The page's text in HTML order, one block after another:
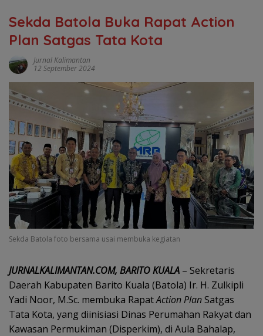
Sekda Batola Buka Rapat Action
Plan Satgas Tata Kota
Jurnal Kalimantan
12 September 2024
Sekda Batola foto bersama usai membuka kegiatan
JURNALKALIMANTAN.COM, BARITO KUALA – Sekretaris
Daerah Kabupaten Barito Kuala (Batola) Ir. H. Zulkipli
Yadi Noor, M.Sc. membuka RapatAction PlanSatgas
Tata Kota, yang diinisiasi Dinas Perumahan Rakyat dan
Kawasan Permukiman (Disperkim), di Aula Bahalap,